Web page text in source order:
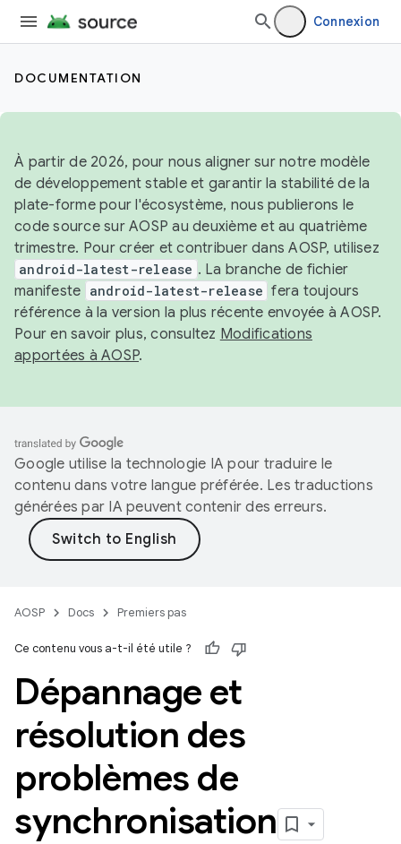
Connexion
DOCUMENTATION
À partir de 2026, pour nous aligner sur notre modèle
de développement stable et garantir la stabilité de la
plate-forme pour l'écosystème, nous publierons le
code source sur AOSP au deuxième et au quatrième
trimestre. Pour créer et contribuer dans AOSP, utilisez
android-latest-release . La branche de fichier
manifeste android-latest-release fera toujours
référence à la version la plus récente envoyée à AOSP.
Pour en savoir plus, consultez Modifications
apportées à AOSP.
Google utilise la technologie IA pour traduire le
contenu dans votre langue préférée. Les traductions
générées par IA peuvent contenir des erreurs.
AOSP Docs Premiers pas
Ce contenu vous a-t-il été utile ?
Dépannage et
résolution des
problèmes de
synchronisation